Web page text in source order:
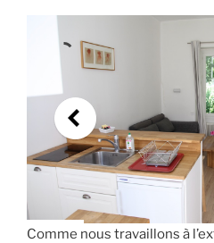
Comme nous travaillons à